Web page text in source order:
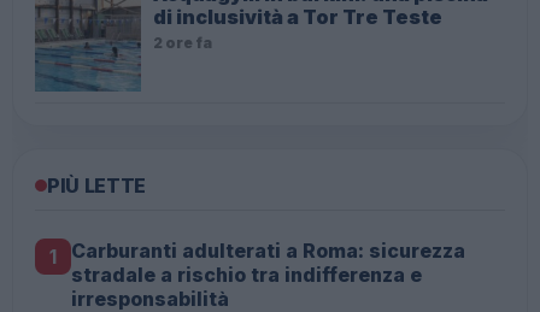
di inclusività a Tor Tre Teste
2 ore fa
PIÙ LETTE
1
Carburanti adulterati a Roma: sicurezza
stradale a rischio tra indifferenza e
irresponsabilità